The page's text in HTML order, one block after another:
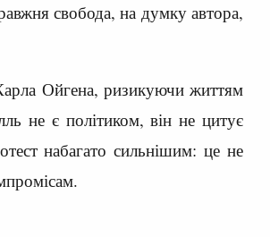
свобода, на думку автора,
Ойгена, ризикуючи життям
не є політиком, він не цитує
набагато сильнішим: це не